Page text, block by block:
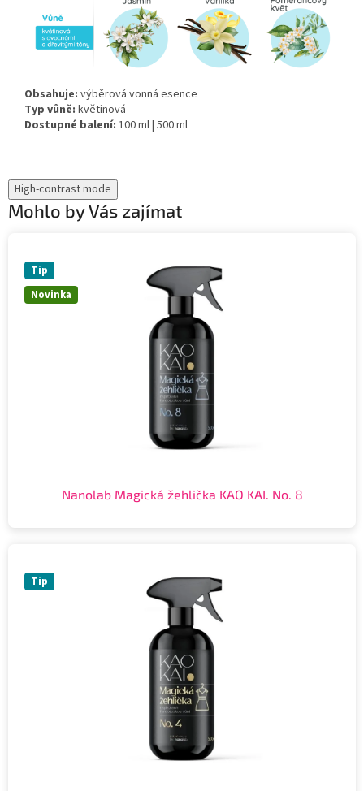
Obsahuje: výběrová vonná esence
Typ vůně: květinová
Dostupné balení: 100 ml | 500 ml
High-contrast mode
Mohlo by Vás zajímat
Novinka
Tip
Nanolab Magická žehlička KAO KAI. No. 8
Tip